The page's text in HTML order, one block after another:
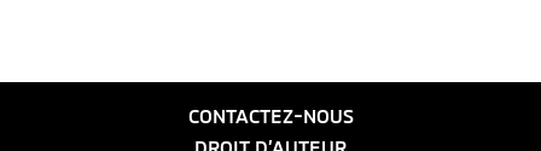
CONTACTEZ-NOUS